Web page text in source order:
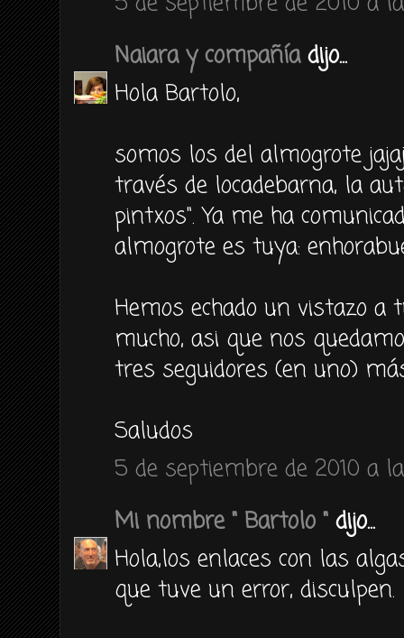
Naiara y compañíadijo...
Hola Bartolo,
somos los del almogrote
través de locadebarna, la
pintxos". Ya me ha
almogrote es tuya:
Hemos echado un vistazo
mucho, asi que nos
tres seguidores (en uno)
Saludos
5 de septiembre de 2010 a
Mi nombre " Bartolo " dijo...
Hola,los enlaces con las
que tuve un error, disculpen.